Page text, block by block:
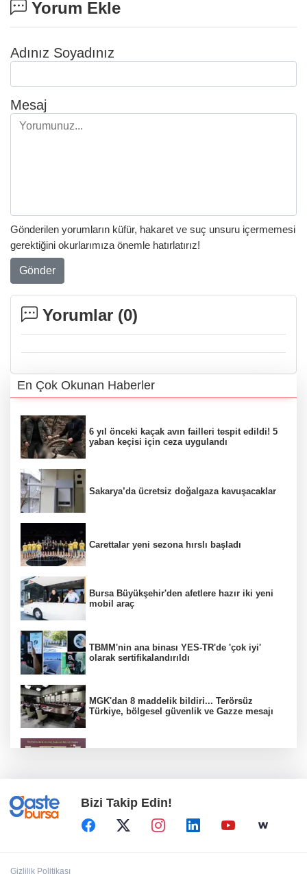
Yorum Ekle
Adınız Soyadınız
Mesaj
Gönderilen yorumların küfür, hakaret ve suç unsuru içermemesi
gerektiğini okurlarımıza önemle hatırlatırız!
Gönder
Yorumlar (0)
En Çok Okunan Haberler
6 yıl önceki kaçak avın failleri tespit edildi! 5
yaban keçisi için ceza uygulandı
Sakarya’da ücretsiz doğalgaza kavuşacaklar
Carettalar yeni sezona hırslı başladı
Bursa Büyükşehir'den afetlere hazır iki yeni
mobil araç
TBMM'nin ana binası YES-TR'de 'çok iyi'
olarak sertifikalandırıldı
MGK'dan 8 maddelik bildiri... Terörsüz
Türkiye, bölgesel güvenlik ve Gazze mesajı
İMES OSB geleceğin sanayisini inşa ediyor!
Sanayinin geleceği İMES OSB'de konuşuldu
Bizi Takip Edin!
Gizlilik Politikası